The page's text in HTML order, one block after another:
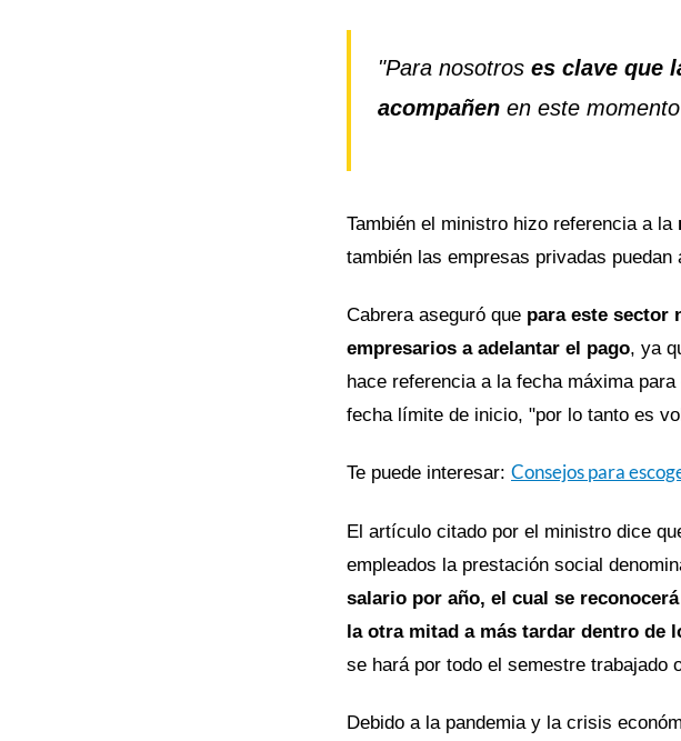
"Para nosotros es clave que
acompañen en este
También el ministro hizo referencia a la
también las empresas privadas
Cabrera aseguró que para este sector
empresarios a adelantar el pago, ya
hace referencia a la fecha máxima
fecha límite de inicio, "por lo tanto es
Te puede interesar: Consejos para
El artículo citado por el ministro dice
empleados la prestación social
salario por año, el cual se
la otra mitad a más tardar dentro de
se hará por todo el semestre trabajado
Debido a la pandemia y la crisis